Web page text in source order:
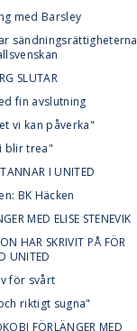
med Barsley
sändningsrättigheterna
SLUTAR
fin avslutning
vi kan påverka"
blir trea"
I UNITED
BK Häcken
MED ELISE STENEVIK
HAR SKRIVIT PÅ FÖR
UNITED
för svårt
riktigt sugna"
FÖRLÄNGER MED